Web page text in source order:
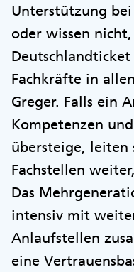
Unterstützung
oder wissen
Fachkräfte in
Greger. Falls ein
Kompetenzen
übersteige, leiten
Fachstellen
Das
intensiv mit
Anlaufstellen
eine